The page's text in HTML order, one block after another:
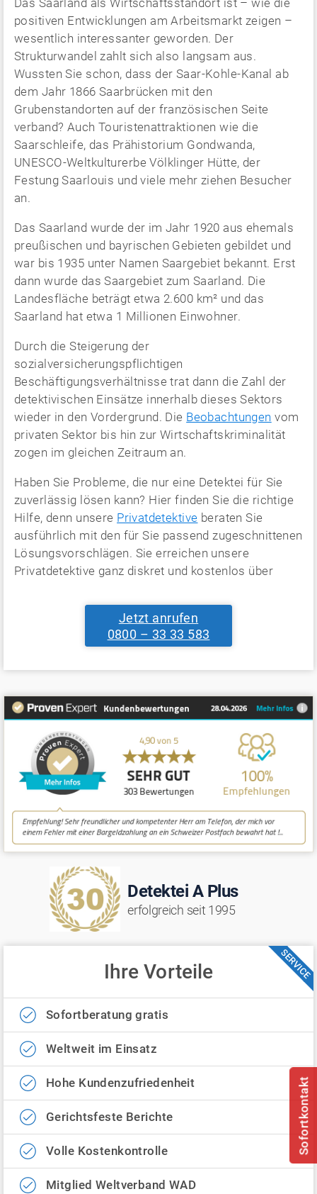
Das Saarland als Wirtschaftsstandort ist – wie die
positiven Entwicklungen am Arbeitsmarkt zeigen –
wesentlich interessanter geworden. Der
Strukturwandel zahlt sich also langsam aus.
Wussten Sie schon, dass der Saar-Kohle-Kanal ab
dem Jahr 1866 Saarbrücken mit den
Grubenstandorten auf der französischen Seite
verband? Auch Touristenattraktionen wie die
Saarschleife, das Prähistorium Gondwanda,
UNESCO-Weltkulturerbe Völklinger Hütte, der
Festung Saarlouis und viele mehr ziehen Besucher
an.
Das Saarland wurde der im Jahr 1920 aus ehemals
preußischen und bayrischen Gebieten gebildet und
war bis 1935 unter Namen Saargebiet bekannt. Erst
dann wurde das Saargebiet zum Saarland. Die
Landesfläche beträgt etwa 2.600 km² und das
Saarland hat etwa 1 Millionen Einwohner.
Durch die Steigerung der
sozialversicherungspflichtigen
Beschäftigungsverhältnisse trat dann die Zahl der
detektivischen Einsätze innerhalb dieses Sektors
wieder in den Vordergrund. Die Beobachtungen vom
privaten Sektor bis hin zur Wirtschaftskriminalität
zogen im gleichen Zeitraum an.
Haben Sie Probleme, die nur eine Detektei für Sie
zuverlässig lösen kann? Hier finden Sie die richtige
Hilfe, denn unsere Privatdetektive beraten Sie
ausführlich mit den für Sie passend zugeschnittenen
Lösungsvorschlägen. Sie erreichen unsere
Privatdetektive ganz diskret und kostenlos über
Jetzt anrufen
0800 – 33 33 583
Detektei A Plus
erfolgreich seit 1995
SERVICE
Ihre Vorteile
Sofortberatung gratis
Weltweit im Einsatz
Hohe Kundenzufriedenheit
Gerichtsfeste Berichte
Volle Kostenkontrolle
Mitglied Weltverband WAD
Sofortkontakt